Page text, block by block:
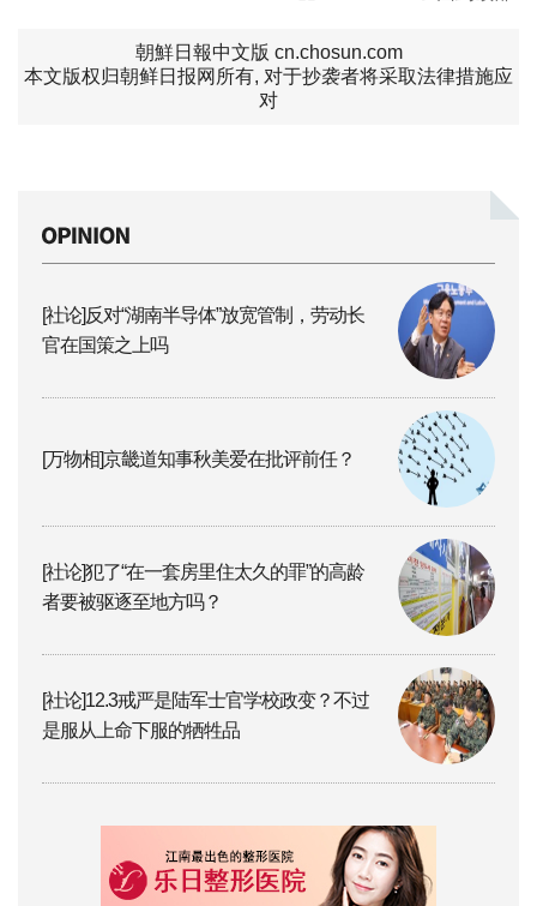
朝鮮日報中文版 cn.chosun.com
本文版权归朝鲜日报网所有, 对于抄袭者将采取法律措施应
对
[社论]反对“湖南半导体”放宽管制，劳动长
官在国策之上吗
[万物相]京畿道知事秋美爱在批评前任？
[社论]犯了“在一套房里住太久的罪”的高龄
者要被驱逐至地方吗？
[社论]12.3戒严是陆军士官学校政变？不过
是服从上命下服的牺牲品